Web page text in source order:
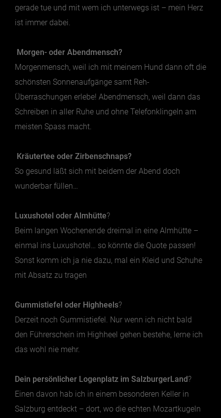
August
Oktober
November
Dezember
gerade tue und mit wem ich unterwegs ist – mein Herz
ist immer dabei.
Morgen- oder Abendmensch?
Morgenmensch, weil ich mit meinem Hund dann oft die
schönsten Sonnenaufgänge samt Reh-
Überraschungen erlebe! Abendmensch, weil dann das
Schreiben in aller Ruhe und ohne Telefonklingeln am
meisten Spass macht.
Kräutertee oder Zirbenschnaps?
So gesund läßt sich mit beidem der Abend doch
wunderbar füllen…
Luxushotel oder Almhütte?
Beim langen Wochenende dreimal in eine Almhütte –
einmal ins Luxushotel… so könnte die Quote passen!
Sonst komm ich ja nie dazu, mal ein Kleid und Schuhe
mit Absatz zu tragen
Gummistiefel oder Highheels?
Derzeit noch Gummistiefel. Nur wenn ich nicht bald
den Führerschein im Highheel gehen bestehe, lerne ich
das wohl nie mehr.
Dein persönlicher Logenplatz im SalzburgerLand?
Einen davon hab ich in einem besonderen Keller in
Salzburg entdeckt – dort, wo die echten Mozartkugeln